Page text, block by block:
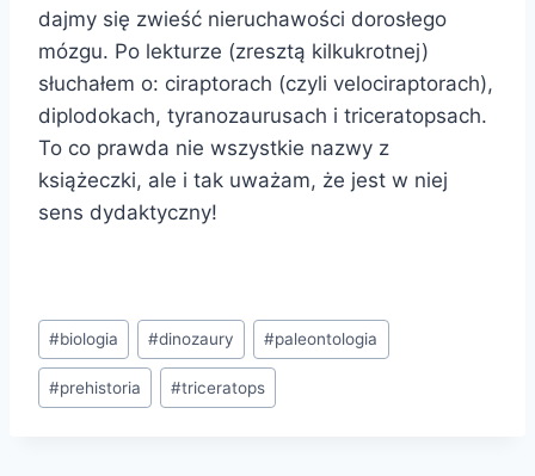
dajmy się zwieść nieruchawości dorosłego
mózgu. Po lekturze (zresztą kilkukrotnej)
słuchałem o: ciraptorach (czyli velociraptorach),
diplodokach, tyranozaurusach i triceratopsach.
To co prawda nie wszystkie nazwy z
książeczki, ale i tak uważam, że jest w niej
sens dydaktyczny!
Tagi
wpisu:
#biologia #dinozaury #paleontologia
#prehistoria #triceratops